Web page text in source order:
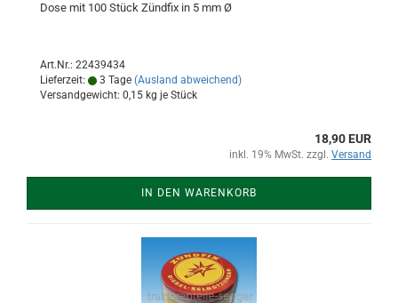
Dose mit 100 Stück Zündfix in 5 mm Ø
Art.Nr.: 22439434
Lieferzeit:
3 Tage (Ausland abweichend)
Versandgewicht: 0,15 kg je Stück
18,90 EUR
inkl. 19% MwSt. zzgl. Versand
IN DEN WARENKORB